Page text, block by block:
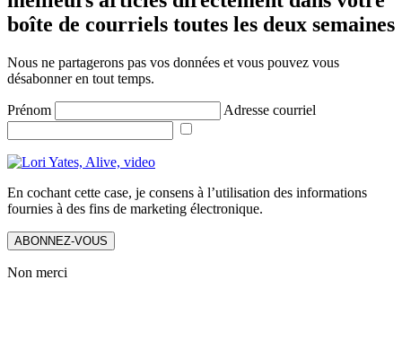
boîte de courriels toutes les deux semaines
Nous ne partagerons pas vos données et vous pouvez vous
désabonner en tout temps.
Prénom Adresse courriel
En cochant cette case, je consens à l’utilisation des informations
fournies à des fins de marketing électronique.
ABONNEZ-VOUS
Non merci